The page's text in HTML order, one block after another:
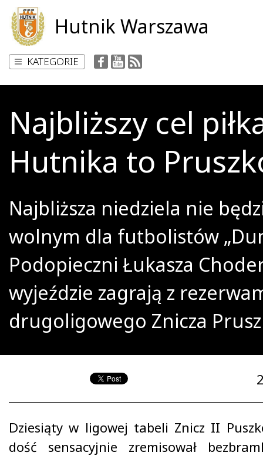
Hutnik Warszawa
KATEGORIE
Najbliższy cel
Hutnika to
Najbliższa niedziela nie
wolnym dla futbolistów
Podopieczni Łukasza
wyjeździe zagrają z
drugoligowego Znicza
Dziesiąty w ligowej tabeli Znicz II
dość sensacyjnie zremisował